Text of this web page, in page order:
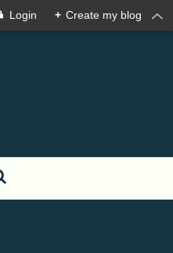
Login + Create my blog